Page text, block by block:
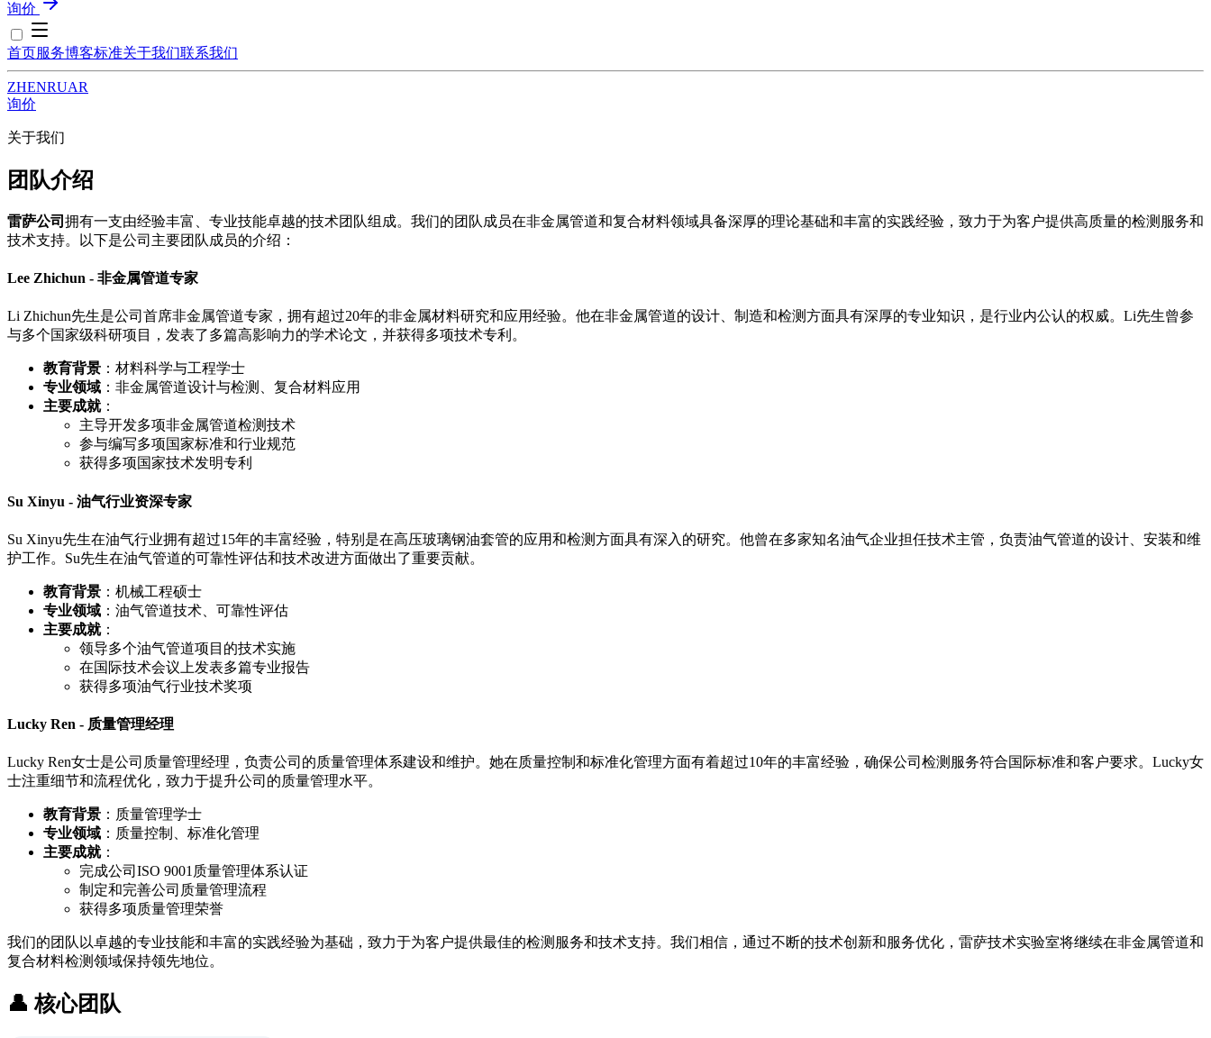
询价
首页服务博客标准关于我们联系我们
ZHENRUAR
询价
关于我们
团队介绍
雷萨公司 拥有一支由经验丰富、专业技能卓越的技术团队组成。我们的团队成员在非金属管道和复合材料领域具备深厚的理论基础和丰富的实践经验，致力于为客户提供高质量的检测服务和
技术支持。以下是公司主要团队成员的介绍：
Lee Zhichun - 非金属管道专家
Li Zhichun先生是公司首席非金属管道专家，拥有超过20年的非金属材料研究和应用经验。他在非金属管道的设计、制造和检测方面具有深厚的专业知识，是行业内公认的权威。Li先生曾参
与多个国家级科研项目，发表了多篇高影响力的学术论文，并获得多项技术专利。
教育背景 ：材料科学与工程学士
专业领域 ：非金属管道设计与检测、复合材料应用
主要成就：
主导开发多项非金属管道检测技术
参与编写多项国家标准和行业规范
获得多项国家技术发明专利
Su Xinyu - 油气行业资深专家
Su Xinyu先生在油气行业拥有超过15年的丰富经验，特别是在高压玻璃钢油套管的应用和检测方面具有深入的研究。他曾在多家知名油气企业担任技术主管，负责油气管道的设计、安装和维
护工作。Su先生在油气管道的可靠性评估和技术改进方面做出了重要贡献。
教育背景 ：机械工程硕士
专业领域 ：油气管道技术、可靠性评估
主要成就：
领导多个油气管道项目的技术实施
在国际技术会议上发表多篇专业报告
获得多项油气行业技术奖项
Lucky Ren - 质量管理经理
Lucky Ren女士是公司质量管理经理，负责公司的质量管理体系建设和维护。她在质量控制和标准化管理方面有着超过10年的丰富经验，确保公司检测服务符合国际标准和客户要求。Lucky女
士注重细节和流程优化，致力于提升公司的质量管理水平。
教育背景 ：质量管理学士
专业领域 ：质量控制、标准化管理
主要成就：
完成公司ISO 9001质量管理体系认证
制定和完善公司质量管理流程
获得多项质量管理荣誉
我们的团队以卓越的专业技能和丰富的实践经验为基础，致力于为客户提供最佳的检测服务和技术支持。我们相信，通过不断的技术创新和服务优化，雷萨技术实验室将继续在非金属管道和
复合材料检测领域保持领先地位。
👤 核心团队